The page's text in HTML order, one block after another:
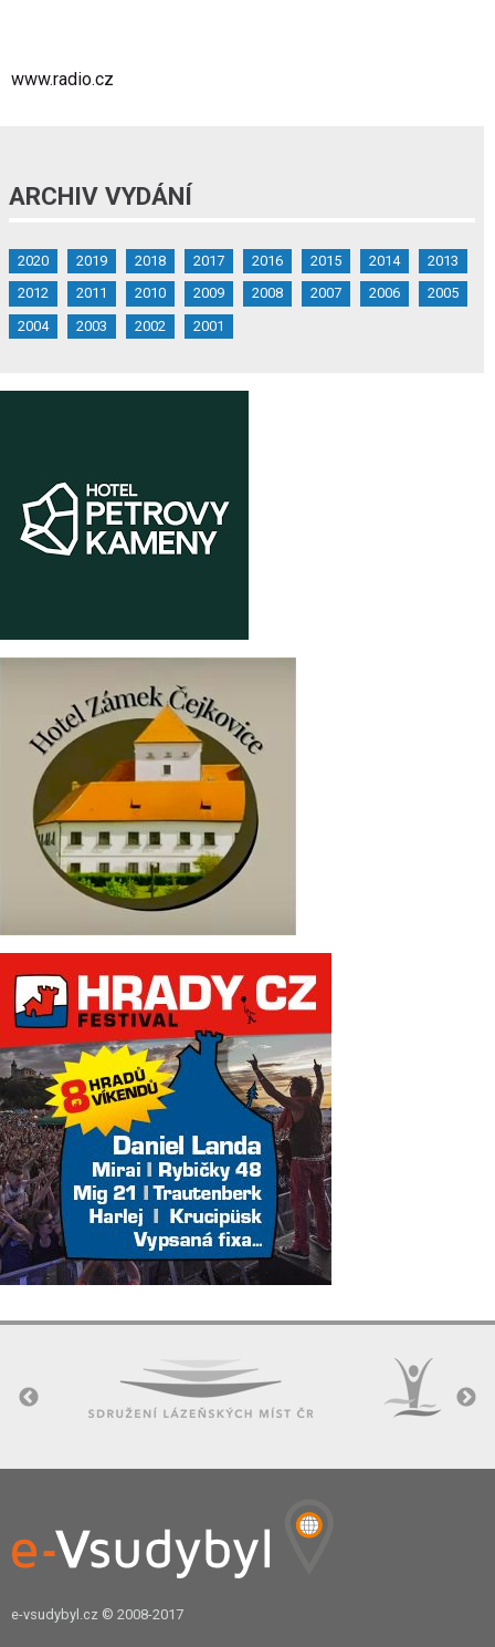
www.radio.cz
ARCHIV VYDÁNÍ
2020 2019 2018 2017 2016 2015 2014
2013
2012
2011 2010 2009 2008 2007 2006
2005
2004
2003 2002 2001
e-vsudybyl.cz © 2008-2017